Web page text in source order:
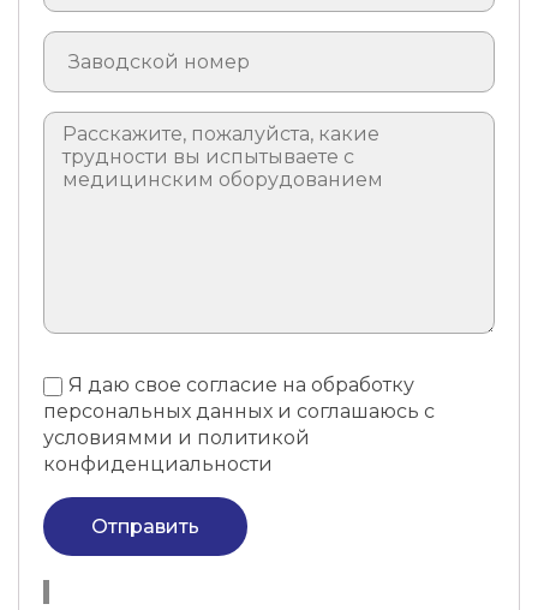
Я даю свое согласие на обработку
персональных данных и соглашаюсь с
условиямми и политикой
конфиденциальности
Отправить